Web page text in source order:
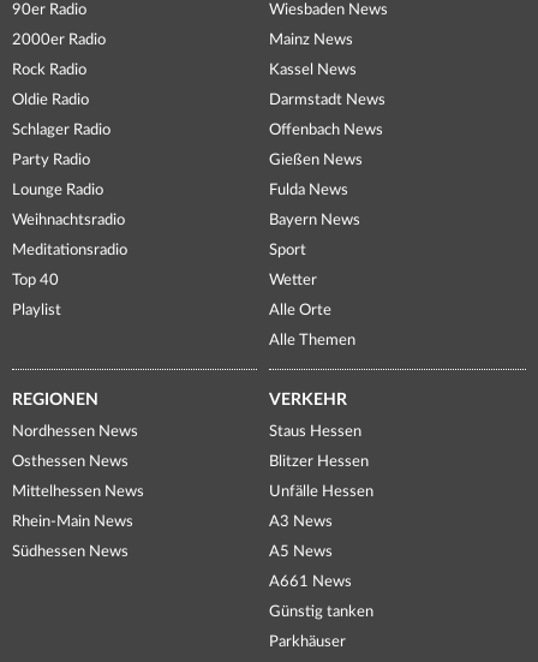
90er Radio
2000er Radio
Rock Radio
Oldie Radio
Schlager Radio
Party Radio
Lounge Radio
Weihnachtsradio
Meditationsradio
Top 40
Playlist
Wiesbaden News
Mainz News
Kassel News
Darmstadt News
Offenbach News
Gießen News
Fulda News
Bayern News
Sport
Wetter
Alle Orte
Alle Themen
REGIONEN
Nordhessen News
Osthessen News
Mittelhessen News
Rhein-Main News
Südhessen News
VERKEHR
Staus Hessen
Blitzer Hessen
Unfälle Hessen
A3 News
A5 News
A661 News
Günstig tanken
Parkhäuser